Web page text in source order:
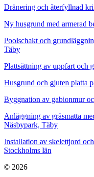
Dränering och återfyllnad
Ny husgrund med armerad
Poolschakt och
Täby
Plattsättning av uppfart och
Husgrund och gjuten platta
Byggnation av gabionmur
Anläggning av gräsmatta
Näsbypark, Täby
Installation av skelettjord
Stockholms län
© 2026